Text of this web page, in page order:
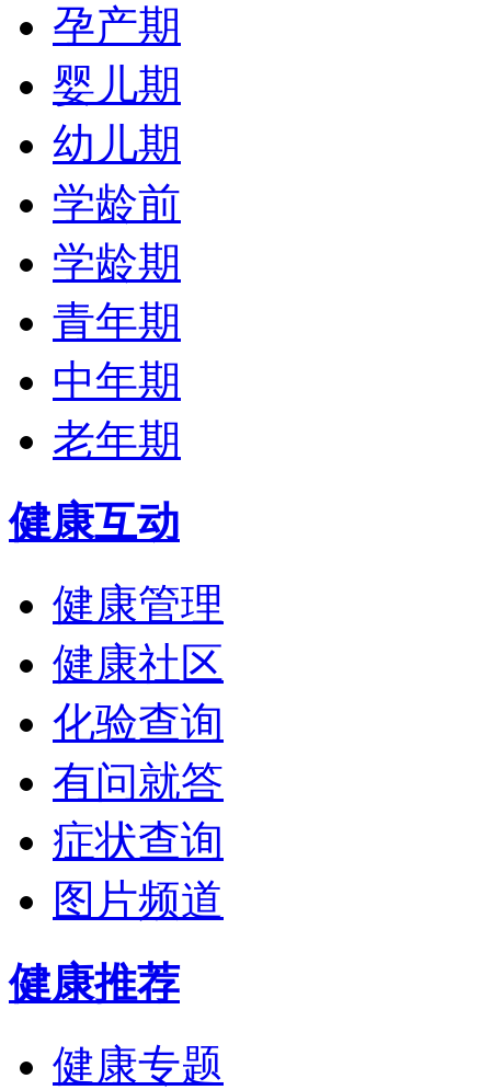
孕产期
婴儿期
幼儿期
学龄前
学龄期
青年期
中年期
老年期
健康互动
健康管理
健康社区
化验查询
有问就答
症状查询
图片频道
健康推荐
健康专题